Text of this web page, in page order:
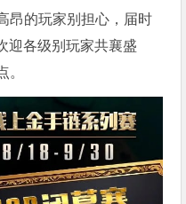
昂的玩家别担心，届时
迎各级别玩家共襄盛
。